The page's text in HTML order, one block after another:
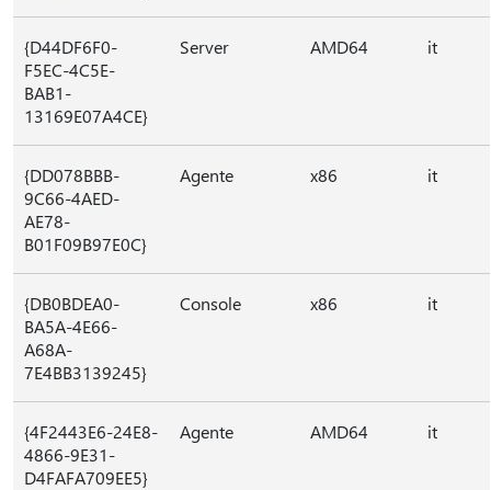
{D44DF6F0-
F5EC-4C5E-
BAB1-
13169E07A4CE}
Server AMD64 it
{DD078BBB-
9C66-4AED-
AE78-
B01F09B97E0C}
Agente x86 it
{DB0BDEA0-
BA5A-4E66-
A68A-
7E4BB3139245}
Console x86 it
{4F2443E6-24E8-
4866-9E31-
D4FAFA709EE5}
Agente AMD64 it